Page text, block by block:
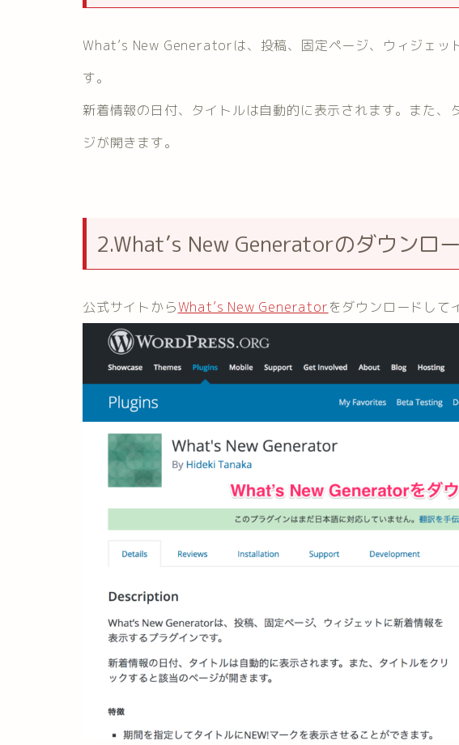
What’s New Generatorは、投稿、固定ページ、ウィジェッ
す。
新着情報の日付、タイトルは自動的に表示されます。また、
ジが開きます。
2.What’s New Generatorのダウンロ
公式サイトからWhat’s New Generatorをダウンロードして